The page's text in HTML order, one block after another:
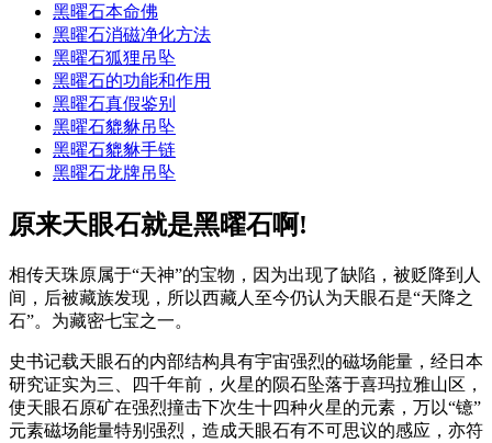
黑曜石本命佛
黑曜石消磁净化方法
黑曜石狐狸吊坠
黑曜石的功能和作用
黑曜石真假鉴别
黑曜石貔貅吊坠
黑曜石貔貅手链
黑曜石龙牌吊坠
原来天眼石就是黑曜石啊!
相传天珠原属于“天神”的宝物，因为出现了缺陷，被贬降到人
间，后被藏族发现，所以西藏人至今仍认为天眼石是“天降之
石”。为藏密七宝之一。
史书记载天眼石的内部结构具有宇宙强烈的磁场能量，经日本
研究证实为三、四千年前，火星的陨石坠落于喜玛拉雅山区，
使天眼石原矿在强烈撞击下次生十四种火星的元素，万以“镱”
元素磁场能量特别强烈，造成天眼石有不可思议的感应，亦符